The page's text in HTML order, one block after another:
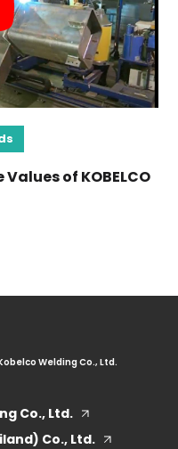
of KOBELCO
Welding Co., Ltd.
Co., Ltd.
Co., Ltd.